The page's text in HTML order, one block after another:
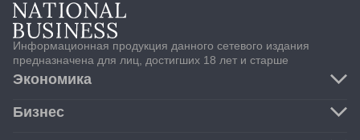
Информационная продукция данного сетевого издания
предназначена для лиц, достигших 18 лет и старше
Экономика
Транспорт и логистика
Бизнес